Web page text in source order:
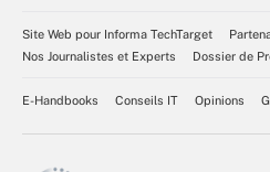
Site Web pour Informa TechTarget
Nos Journalistes et Experts
Dossier de
E-Handbooks Conseils IT Opinions